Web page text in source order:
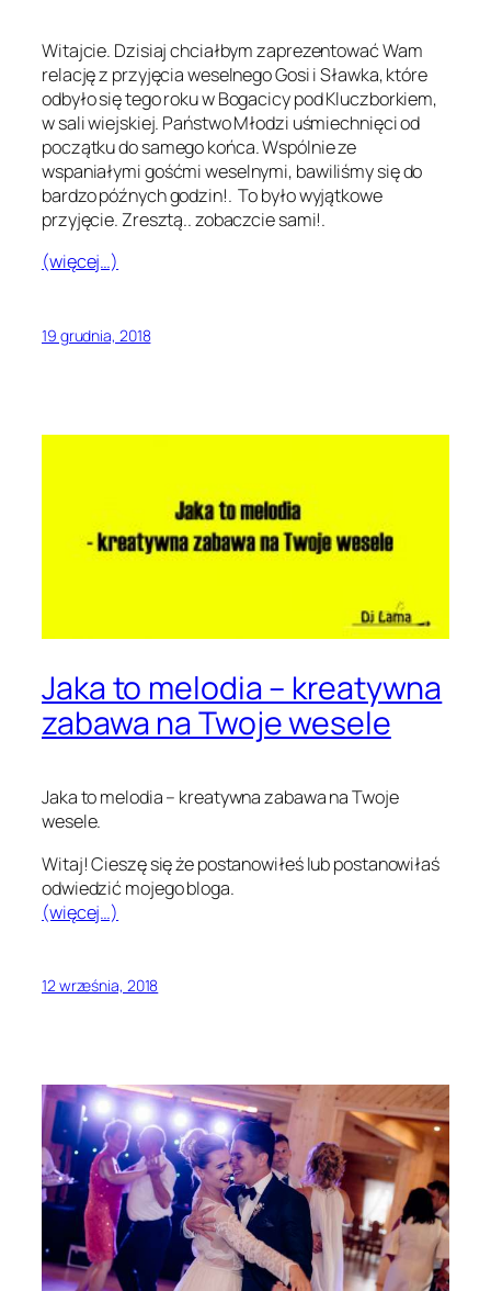
Witajcie. Dzisiaj chciałbym zaprezentować Wam
relację z przyjęcia weselnego Gosi i Sławka, które
odbyło się tego roku w Bogacicy pod Kluczborkiem,
w sali wiejskiej. Państwo Młodzi uśmiechnięci od
początku do samego końca. Wspólnie ze
wspaniałymi gośćmi weselnymi, bawiliśmy się do
bardzo późnych godzin!. To było wyjątkowe
przyjęcie. Zresztą.. zobaczcie sami!.
(więcej…)
19 grudnia, 2018
Jaka to melodia – kreatywna
zabawa na Twoje wesele
Jaka to melodia – kreatywna zabawa na Twoje
wesele.
Witaj! Cieszę się że postanowiłeś lub postanowiłaś
odwiedzić mojego bloga.
(więcej…)
12 września, 2018